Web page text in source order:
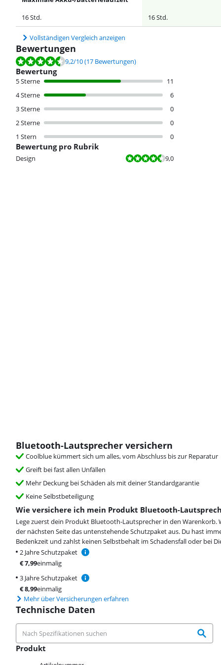
16 Std.
16 Std.
Vollständigen Vergleich anzeigen
Bewertungen
Bewertet mit 9,2 von 10, basierend auf 17 Bewertungen.
9,2/10(17 Bewertungen)
Bewertung
5 Sterne
11
4 Sterne
6
3 Sterne
0
2 Sterne
0
1 Stern
0
Bewertung pro Rubrik
Design
Bewertet mit 9,0 von 10. 9,0
Bluetooth-Lautsprecher versichern
Coolblue kümmert sich um alles, vom Abschluss bis zur Reparatur
Greift bei fast allen Unfällen
Mehr Deckung bei Schäden als mit deiner Standardgarantie
Keine Selbstbeteiligung
Wie versichere ich mein Produkt Bluetooth-
Lege zuerst dein Produkt Bluetooth-Lautsprecher in den Warenkorb.
der nächsten Seite das untenstehende Schutzpaket aus. Du hast
Bedenkzeit und zahlst keinen Selbstbehalt im Schadensfall oder bei
2 Jahre Schutzpaket
€7,99einmalig
3 Jahre Schutzpaket
€8,99einmalig
Mehr über Versicherungen erfahren
Technische Daten
Produkt